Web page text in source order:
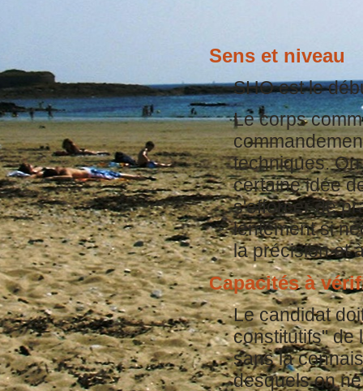
Sens et niveau
SHO est le
Le corps
techniques.
certaine idée
s'efforcer de
lentement si
la précision et
Capacités à
Le candidat
constitutifs" de
sans la
desquels on